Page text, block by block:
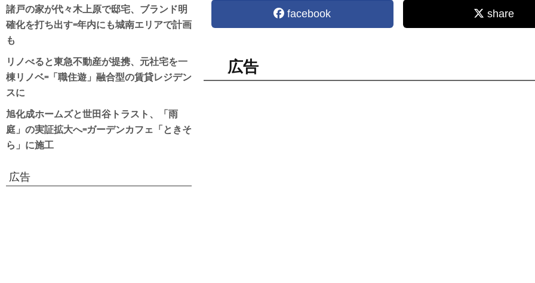
facebook share
広告
諸戸の家が代々木上原で邸宅、ブランド明
確化を打ち出す=年内にも城南エリアで計画
も
リノべると東急不動産が提携、元社宅を一
棟リノベ=「職住遊」融合型の賃貸レジデン
スに
旭化成ホームズと世田谷トラスト、「雨
庭」の実証拡大へ=ガーデンカフェ「ときそ
ら」に施工
広告